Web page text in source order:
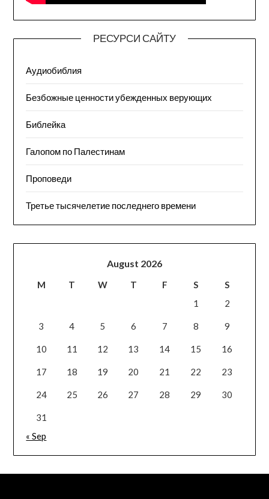
РЕСУРСИ САЙТУ
Аудиобиблия
Безбожные ценности убежденных верующих
Библейка
Галопом по Палестинам
Проповеди
Третье тысячелетие последнего времени
August 2026
M T W T F S
S
1
2
3 4 5 6 7 8 9
10 11 12 13 14 15 16
17 18 19 20 21 22 23
24 25 26 27 28 29 30
31
« Sep